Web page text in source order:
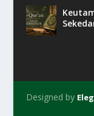
Designed by